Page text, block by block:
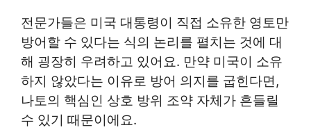
전문가들은 미국 대통령이 직접 소유한 영토만
방어할 수 있다는 식의 논리를 펼치는 것에 대
해 굉장히 우려하고 있어요. 만약 미국이 소유
하지 않았다는 이유로 방어 의지를 굽힌다면,
나토의 핵심인 상호 방위 조약 자체가 흔들릴
수 있기 때문이에요.